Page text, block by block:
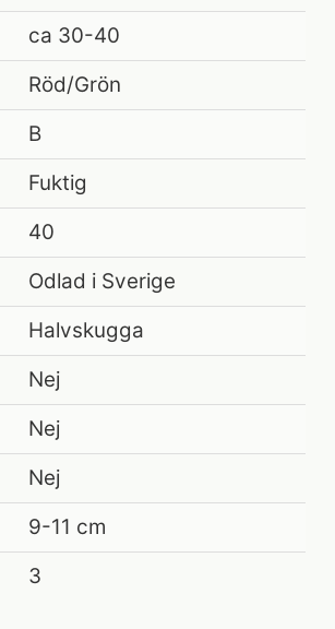
ca 30-40
Röd/Grön
B
Fuktig
40
Odlad i Sverige
Halvskugga
Nej
Nej
Nej
9-11 cm
3